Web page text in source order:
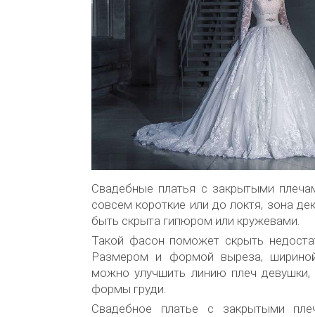
Свадебные платья с закрытыми
совсем короткие или до локтя, зона
быть скрыта гипюром или кружевами.
Такой фасон поможет скрыть
Размером и формой выреза,
можно улучшить линию плеч девушки,
формы груди.
Свадебное платье с закрытыми